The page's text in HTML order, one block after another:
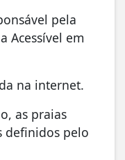
pela
Acessível em
na internet.
as praias
definidos pelo